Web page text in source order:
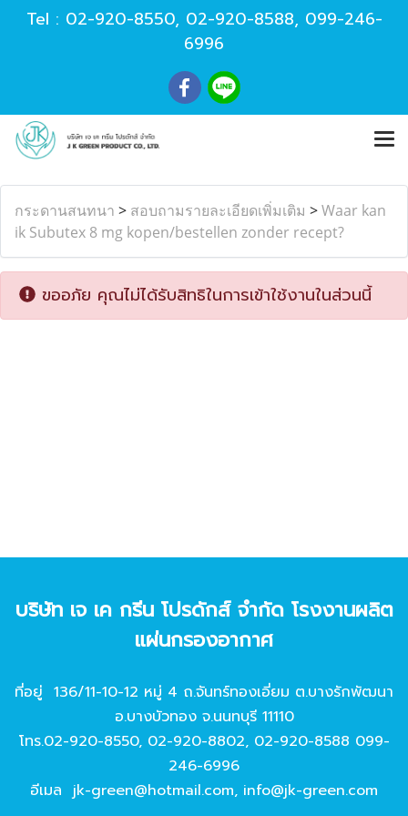
Tel : 02-920-8550, 02-920-8588, 099-246-
6996
กระดานสนทนา > สอบถามรายละเอียดเพิ่มเติม >Waar kan
ik Subutex 8 mg kopen/bestellen zonder recept?
ขออภัย คุณไม่ได้รับสิทธิในการเข้าใช้งานในส่วนนี้
บริษัท เจ เค กรีน โปรดักส์ จํากัด โรงงานผลิต
แผ่นกรองอากาศ
ที่อยู่ 136/11-10-12 หมู่ 4 ถ.จันทร์ทองเอี่ยม ต.บางรักพัฒนา
อ.บางบัวทอง จ.นนทบุรี 11110
โทร.02-920-8550, 02-920-8802, 02-920-8588 099-
246-6996
อีเมล jk-green@hotmail.com, info@jk-green.com